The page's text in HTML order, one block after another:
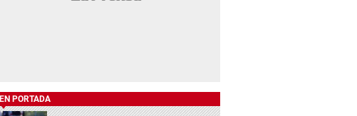
EN PORTADA